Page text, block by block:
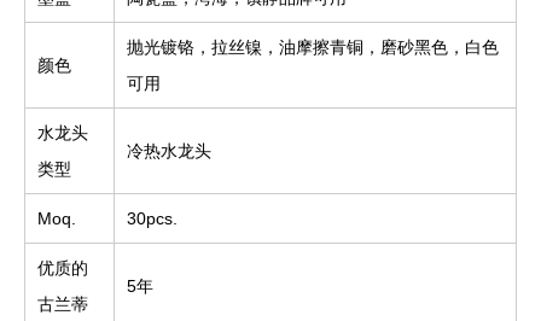
颜色
抛光镀铬，拉丝镍，油摩擦青铜，磨砂黑色，白色
可用
水龙头
类型
冷热水龙头
Moq. 30pcs.
优质的
古兰蒂
5年